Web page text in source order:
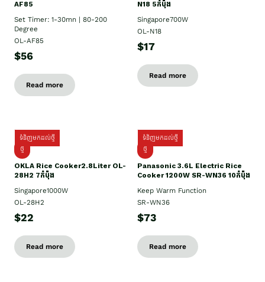
AF85
Set Timer: 1-30mn | 80-200
Degree
OL-AF85
$56
Read more
N18 5កំប៉ុង
Singapore700W
OL-N18
$17
Read more
ទំនិញមកដល់ថ្មី
ថ្មិ
OKLA Rice Cooker2.8Liter OL-
28H2 7កំប៉ុង
Singapore1000W
OL-28H2
$22
Read more
ទំនិញមកដល់ថ្មី
ថ្មី
Panasonic 3.6L Electric Rice
Cooker 1200W SR-WN36 10កំប៉ុង
Keep Warm Function
SR-WN36
$73
Read more